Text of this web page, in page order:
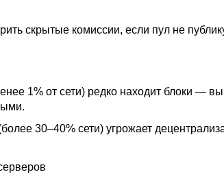
скрытые комиссии, если пул не
1% от сети) редко находит блоки —
30–40% сети) угрожает